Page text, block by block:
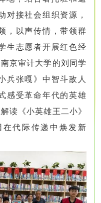
对接社会组织资源，
，以声传情，带领群
生志愿者开展红色经
京审计大学的刘同学
兵张嘎》中智斗敌人
感受革命年代的英雄
读《小英雄王二小》
代际传递中焕发新